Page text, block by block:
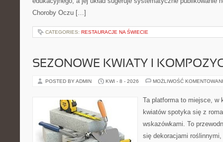
Choroby Oczu […]
CATEGORIES: RESTAURACJE NA ŚWIECIE
SEZONOWE KWIATY I
POSTED BY ADMIN KWI - 8 - 2026 MOŻLIWOŚĆ
Ta platforma to miejsce, w
kwiatów spotyka się z
wskazówkami. To
się dekoracjami